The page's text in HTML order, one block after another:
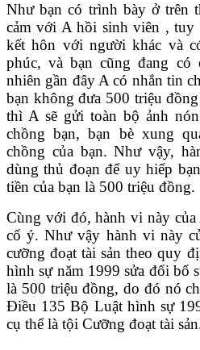
Như bạn có trình bày ở trên
cảm với A hồi sinh viên , tuy
kết hôn với người khác và
phúc, và bạn cũng đang
nhiên gần đây A có nhắn tin
bạn không đưa 500 triệu
thì A sẽ gửi toàn bộ ảnh
chồng bạn, bạn bè xung
chồng của bạn. Như vậy,
dùng thủ đoạn để uy hiếp
tiền của bạn là 500 triệu đồng.
Cùng với đó, hành vi này
cố ý. Như vậy hành vi này
cưỡng đoạt tài sản theo quy
hình sự năm 1999 sửa đổi bổ
là 500 triệu đồng, do đó nó
Điều 135 Bộ Luật hình sự
cụ thể là tội Cưỡng đoạt tài